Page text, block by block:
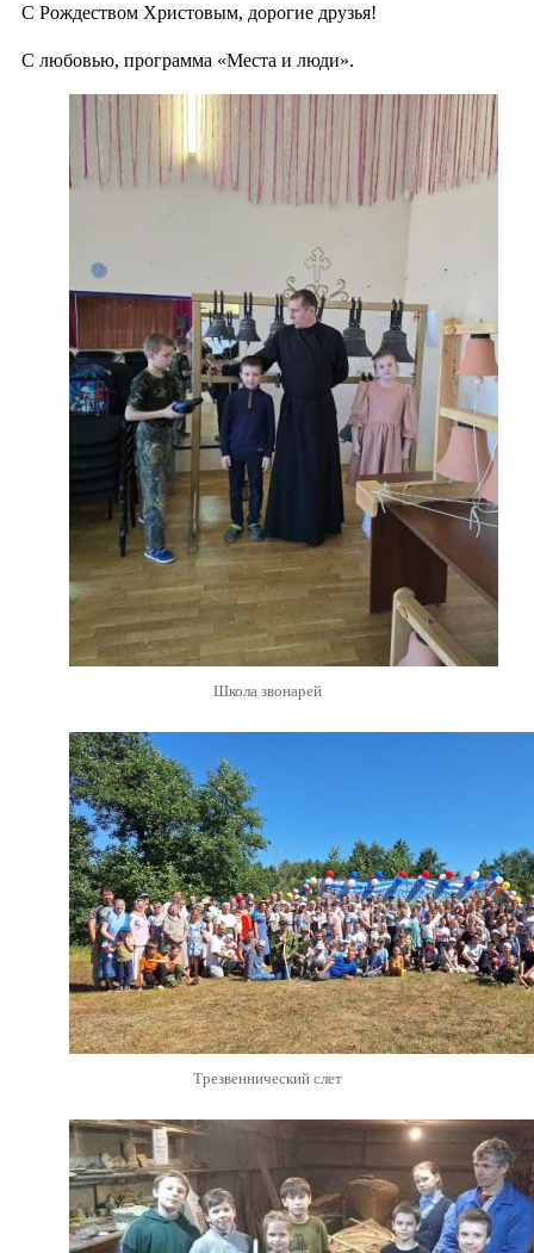
С Рождеством Христовым, дорогие друзья!
С любовью, программа «Места и люди».
Школа звонарей
Трезвеннический слет